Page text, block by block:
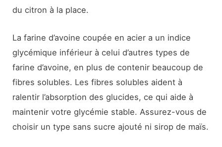
du citron à la place.
La farine d’avoine coupée en acier a un indice
glycémique inférieur à celui d’autres types de
farine d’avoine, en plus de contenir beaucoup de
fibres solubles. Les fibres solubles aident à
ralentir l’absorption des glucides, ce qui aide à
maintenir votre glycémie stable. Assurez-vous de
choisir un type sans sucre ajouté ni sirop de maïs.